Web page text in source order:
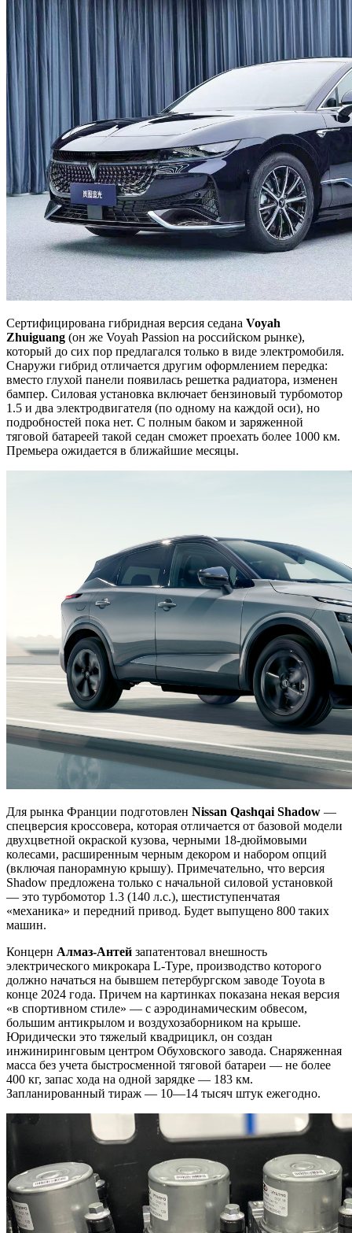
Сертифицирована гибридная версия седана Voyah
Zhuiguang (он же Voyah Passion на российском рынке),
который до сих пор предлагался только в виде электромобиля.
Снаружи гибрид отличается другим оформлением передка:
вместо глухой панели появилась решетка радиатора, изменен
бампер. Силовая установка включает бензиновый турбомотор
1.5 и два электродвигателя (по одному на каждой оси), но
подробностей пока нет. С полным баком и заряженной
тяговой батареей такой седан сможет проехать более 1000 км.
Премьера ожидается в ближайшие месяцы.
Для рынка Франции подготовлен Nissan Qashqai Shadow —
спецверсия кроссовера, которая отличается от базовой модели
двухцветной окраской кузова, черными 18-дюймовыми
колесами, расширенным черным декором и набором опций
(включая панорамную крышу). Примечательно, что версия
Shadow предложена только с начальной силовой установкой
— это турбомотор 1.3 (140 л.с.), шестиступенчатая
«механика» и передний привод. Будет выпущено 800 таких
машин.
Концерн Алмаз-Антей запатентовал внешность
электрического микрокара L-Type, производство которого
должно начаться на бывшем петербургском заводе Toyota в
конце 2024 года. Причем на картинках показана некая версия
«в спортивном стиле» — с аэродинамическим обвесом,
большим антикрылом и воздухозаборником на крыше.
Юридически это тяжелый квадрицикл, он создан
инжиниринговым центром Обуховского завода. Снаряженная
масса без учета быстросменной тяговой батареи — не более
400 кг, запас хода на одной зарядке — 183 км.
Запланированный тираж — 10—14 тысяч штук ежегодно.